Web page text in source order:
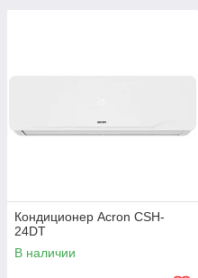
Кондиционер Acron CSH-
24DT
В наличии